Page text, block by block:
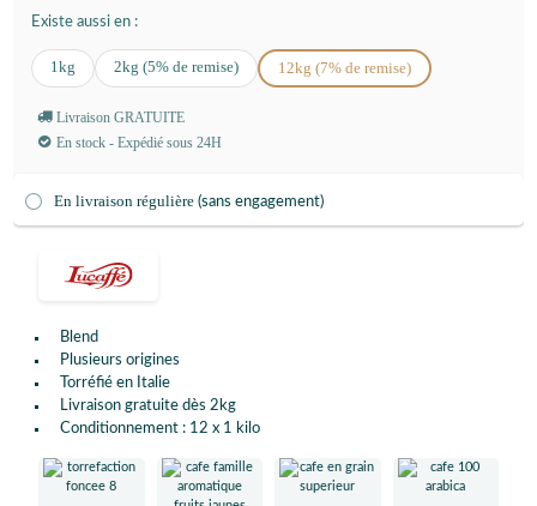
Blend
Plusieurs origines
Torréfié en Italie
Livraison gratuite dès 2kg
Conditionnement : 12 x 1 kilo
Existe aussi en :
1kg 2kg (5% de remise) 12kg (7% de remise)
Livraison GRATUITE
En stock - Expédié sous 24H
En livraison régulière (sans engagement)